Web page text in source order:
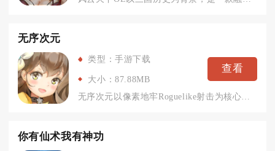
无序次元
类型：手游下载
大小：87.88MB
查看
无序次元以像素地牢Roguelike射击为核心内容，玩家操控...
你有仙术我有神功